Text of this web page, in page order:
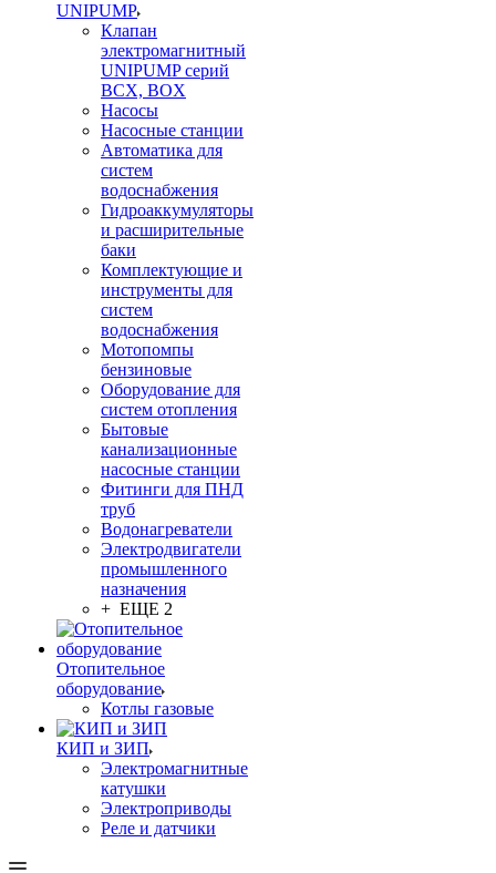
UNIPUMP
Клапан
электромагнитный
UNIPUMP серий
BCX, BOX
Насосы
Насосные станции
Автоматика для
систем
водоснабжения
Гидроаккумуляторы
и расширительные
баки
Комплектующие и
инструменты для
систем
водоснабжения
Мотопомпы
бензиновые
Оборудование для
систем отопления
Бытовые
канализационные
насосные станции
Фитинги для ПНД
труб
Водонагреватели
Электродвигатели
промышленного
назначения
+ ЕЩЕ 2
Отопительное
оборудование
Котлы газовые
КИП и ЗИП
Электромагнитные
катушки
Электроприводы
Реле и датчики